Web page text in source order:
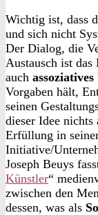
Wichtig ist, dass
und sich nicht
Der Dialog, die
Austausch ist das
auch
Vorgaben hält,
seinen
dieser Idee
Erfüllung in
Initiative/
Joseph Beuys
Künstler“
zwischen den
dessen, was als